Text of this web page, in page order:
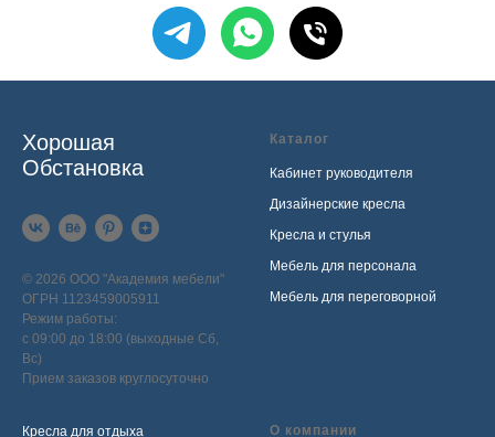
Хорошая
Обстановка
© 2026 ООО "Академия мебели"
ОГРН 1123459005911
Режим работы:
с 09:00 до 18:00 (выходные Сб,
Вс)
Прием заказов круглосуточно
Каталог
Кабинет руководителя
Дизайнерские кресла
Кресла и стулья
Мебель для персонала
Мебель для переговорной
Кресла для отдыха О компании